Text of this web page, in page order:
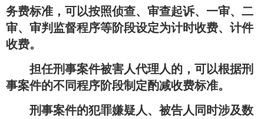
务费标准，可以按照侦查、审查起诉、一审、二
审、审判监督程序等阶段设定为计时收费、计件
收费。
担任刑事案件被害人代理人的，可以根据刑
事案件的不同程序阶段制定酌减收费标准。
刑事案件的犯罪嫌疑人、被告人同时涉及数